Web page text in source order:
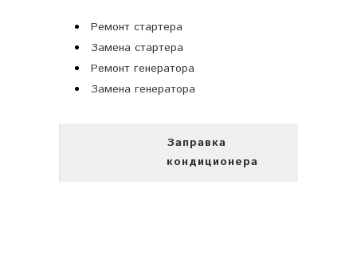
Ремонт стартера
Замена стартера
Ремонт генератора
Замена генератора
Заправка
кондиционера